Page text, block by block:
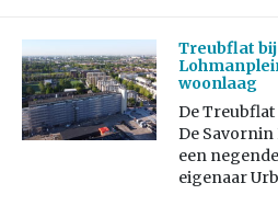
Treubflat bij
woonlaag
De
De
een
eigenaar